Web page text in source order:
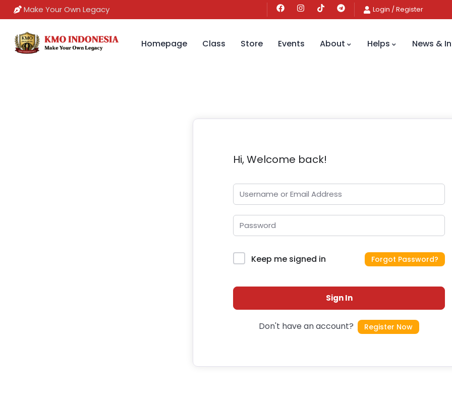
Make Your Own Legacy Login /Register
Homepage Class Store Events About Helps News &
Hi, Welcome back!
Keep me signed in Forgot Password?
Sign In
Don't have an account? Register Now